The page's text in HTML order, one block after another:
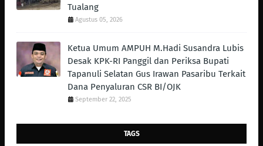
Tualang
Agustus 05, 2026
Ketua Umum AMPUH M.Hadi Susandra Lubis
Desak KPK-RI Panggil dan Periksa Bupati
Tapanuli Selatan Gus Irawan Pasaribu Terkait
Dana Penyaluran CSR BI/OJK
September 22, 2025
TAGS